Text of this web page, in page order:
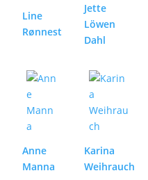
Line
Rønnest
Jette
Löwen
Dahl
Anne
Manna
Karina
Weihrauch